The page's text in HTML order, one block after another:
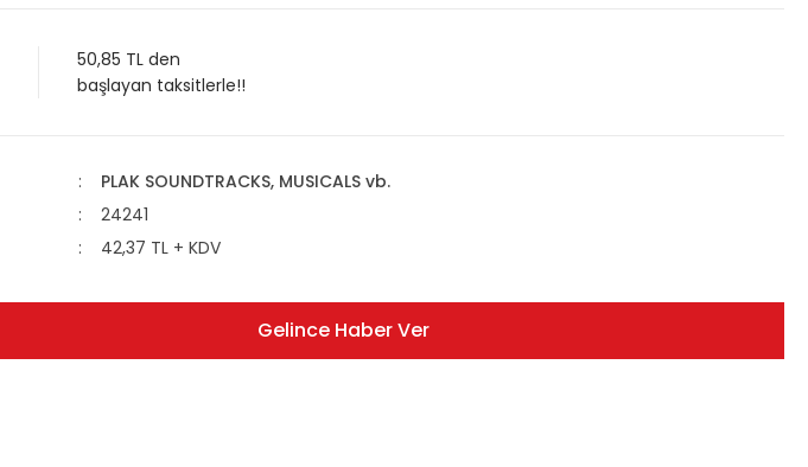
50,85 TL den
başlayan taksitlerle!!
PLAK SOUNDTRACKS, MUSICALS vb.
24241
42,37 TL + KDV
Gelince Haber Ver